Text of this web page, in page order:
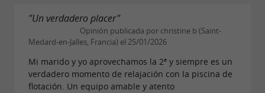
"Un verdadero placer"
Opinión publicada por christine b (Saint-
Medard-en-Jalles, Francia) el 25/01/2026
Mi marido y yo aprovechamos la 2ª y siempre es un
verdadero momento de relajación con la piscina de
flotación. Un equipo amable y atento